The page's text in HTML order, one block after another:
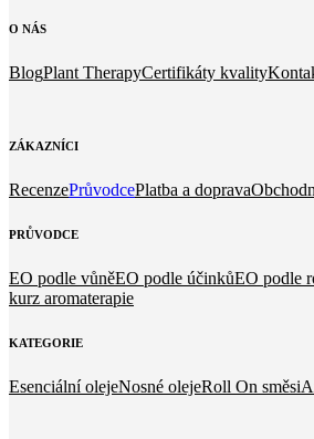
O NÁS
BlogPlant TherapyCertifikáty kvality
ZÁKAZNÍCI
RecenzePrůvodcePlatba a doprava
PRŮVODCE
EO podle vůněEO podle účinkůEO podle
kurz aromaterapie
KATEGORIE
Esenciální olejeNosné olejeRoll On směsi